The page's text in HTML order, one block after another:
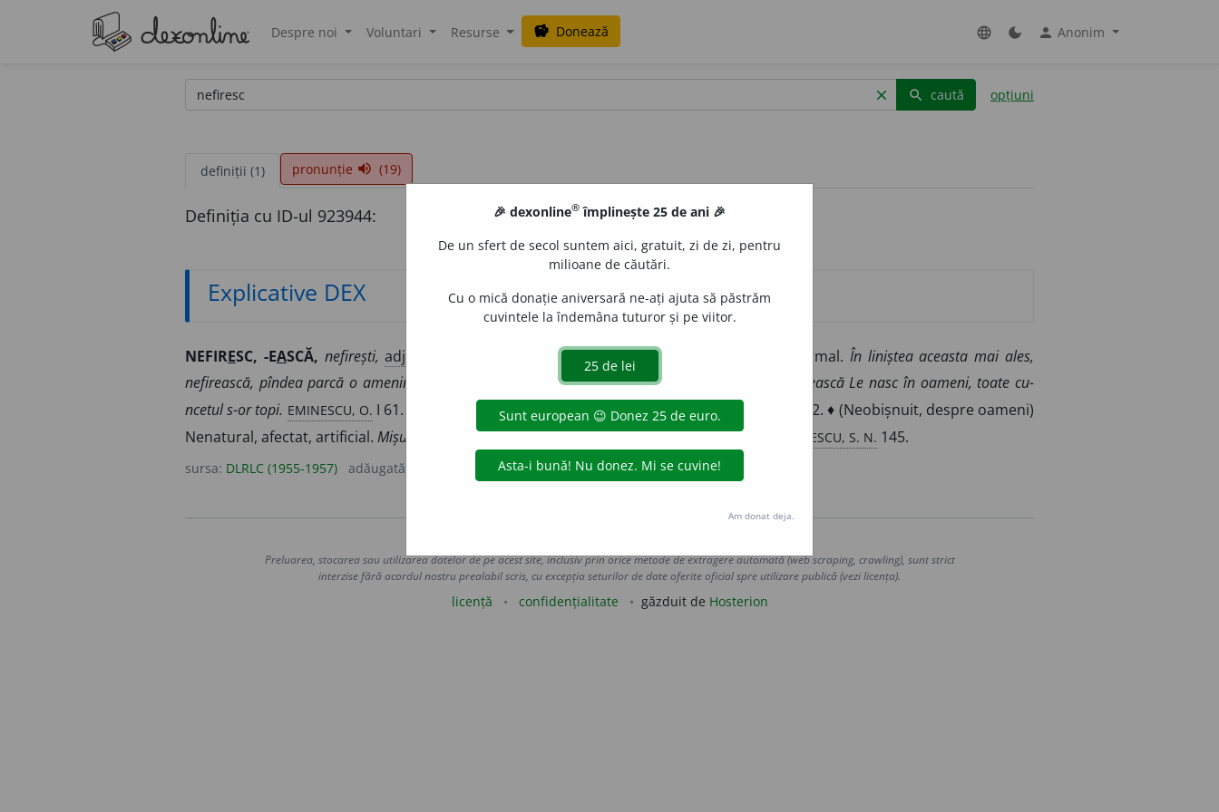
Despre noi Voluntari Resurse savings Donează language dark_mode person Anonim
clear search caută opțiuni
definiții (1) pronunție volume_up (19)
Definiția cu ID-ul 923944:
Explicative DEX
NEFIRESC, -EASCĂ, nefirești, adj. Care nu e în firea lucrurilor; nenatural, neobișnuit; anormal. În liniștea aceasta mai ales,
nefirească, pîndea parcă o amenințare.
C. PETRESCU, R. DR.7.Și boale ce mizeria ș-averea nefirească Le nasc în oameni, toate cu-
ncetul s-or topi. EMINESCU, O. I 61. ◊ (Adverbial) Întrebarea lui Toderiță sună nefiresc. VORNIC, P.
52. ♦ (Neobișnuit, despre oameni)
Nenatural, afectat, artificial. Mișu Georgian era de felul lui nefiresc în vorbă, în mișcări. BASSARABESCU, S. N. 145.
sursa: DLRLC (1955-1957) adăugată de LauraGellner acțiuni
Preluarea, stocarea sau utilizarea datelor de pe acest site, inclusiv prin orice metode de extragere automată (web scraping, crawling), sunt strict
interzise fără acordul nostru prealabil scris, cu excepția seturilor de date oferite oficial spre utilizare publică (vezi licența).
licență confidențialitate găzduit de Hosterion
🎉 dexonline® împlinește 25 de ani 🎉
De un sfert de secol suntem aici, gratuit, zi de zi, pentru
milioane de căutări.
Cu o mică donație aniversară ne-ați ajuta să păstrăm
cuvintele la îndemâna tuturor și pe viitor.
Am donat deja.